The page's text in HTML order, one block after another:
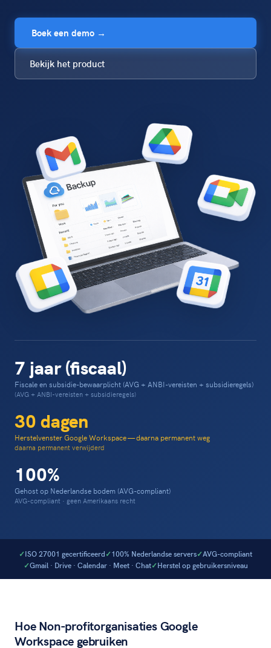
Boek een demo →
Bekijk het product
7 jaar (fiscaal)
Fiscale en subsidie-bewaarplicht (AVG + ANBI-vereisten + subsidieregels)
(AVG + ANBI-vereisten + subsidieregels)
30 dagen
Herstelvenster Google Workspace — daarna permanent weg
daarna permanent verwijderd
100%
Gehost op Nederlandse bodem (AVG-compliant)
AVG-compliant · geen Amerikaans recht
ISO 27001 gecertificeerd 100% Nederlandse servers AVG-compliant
Gmail · Drive · Calendar · Meet · Chat
Herstel op gebruikersniveau
Hoe Non-profitorganisaties Google
Workspace gebruiken